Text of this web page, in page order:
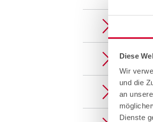
Diese
Wir
und die
an
Dienste
Les
Cours